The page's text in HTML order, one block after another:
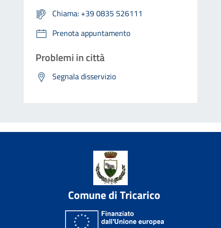
Chiama: +39 0835 526111
Prenota appuntamento
Problemi in città
Segnala disservizio
Comune di Tricarico